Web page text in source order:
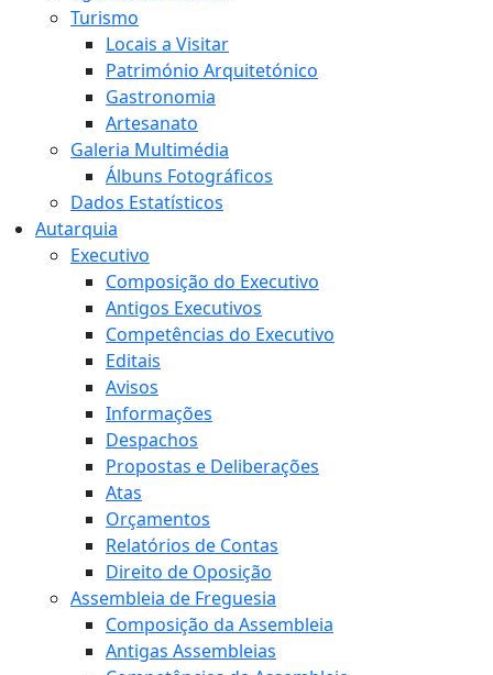
Turismo
Locais a Visitar
Património Arquitetónico
Gastronomia
Artesanato
Galeria Multimédia
Álbuns Fotográficos
Dados Estatísticos
Autarquia
Executivo
Composição do Executivo
Antigos Executivos
Competências do Executivo
Editais
Avisos
Informações
Despachos
Propostas e Deliberações
Atas
Orçamentos
Relatórios de Contas
Direito de Oposição
Assembleia de Freguesia
Composição da Assembleia
Antigas Assembleias